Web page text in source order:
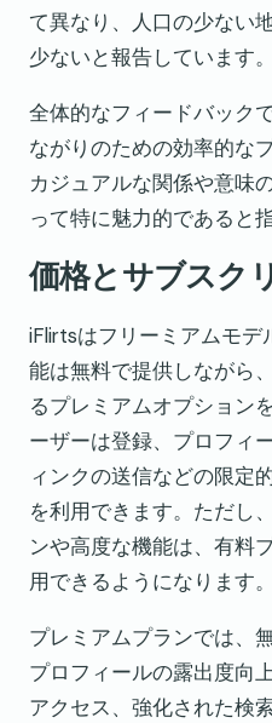
て異なり、人口の少ない
少ないと報告しています。
全体的なフィードバック
ながりのための効率的な
カジュアルな関係や意味
って特に魅力的であると
価格とサブスク
iFlirtsはフリーミアムモ
能は無料で提供しながら
るプレミアムオプション
ーザーは登録、プロフィ
ィンクの送信などの限定
を利用できます。ただし
ンや高度な機能は、有料
用できるようになります。
プレミアムプランでは、
プロフィールの露出度向
アクセス、強化された検